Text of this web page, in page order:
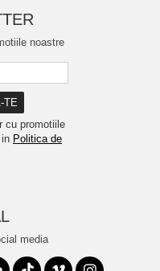
noastre
cu promotiile
Politica de
media